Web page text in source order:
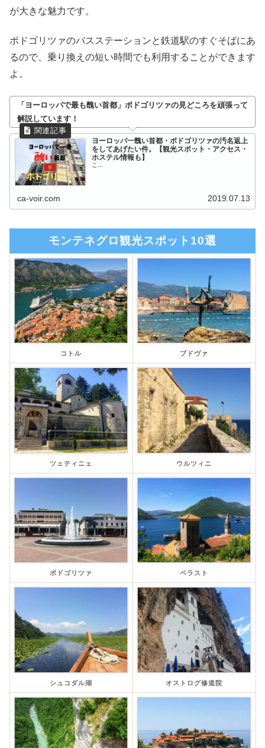
が大きな魅力です。
ポドゴリツァのバスステーションと鉄道駅のすぐそばにあ
るので、乗り換えの短い時間でも利用することができます
よ。
「ヨーロッパで最も醜い首都」ポドゴリツァの見どころを頑張って
解説しています！
ヨーロッパ一醜い首都・ポドゴリツァの汚名返上
をしてあげたい件。【観光スポット・アクセス・
ホステル情報も】
こ...
ca-voir.com 2019.07.13
モンテネグロ観光スポット10選
コトル ブドヴァ
ツェティニェ ウルツィニ
ポドゴリツァ ペラスト
シュコダル湖 オストログ修道院